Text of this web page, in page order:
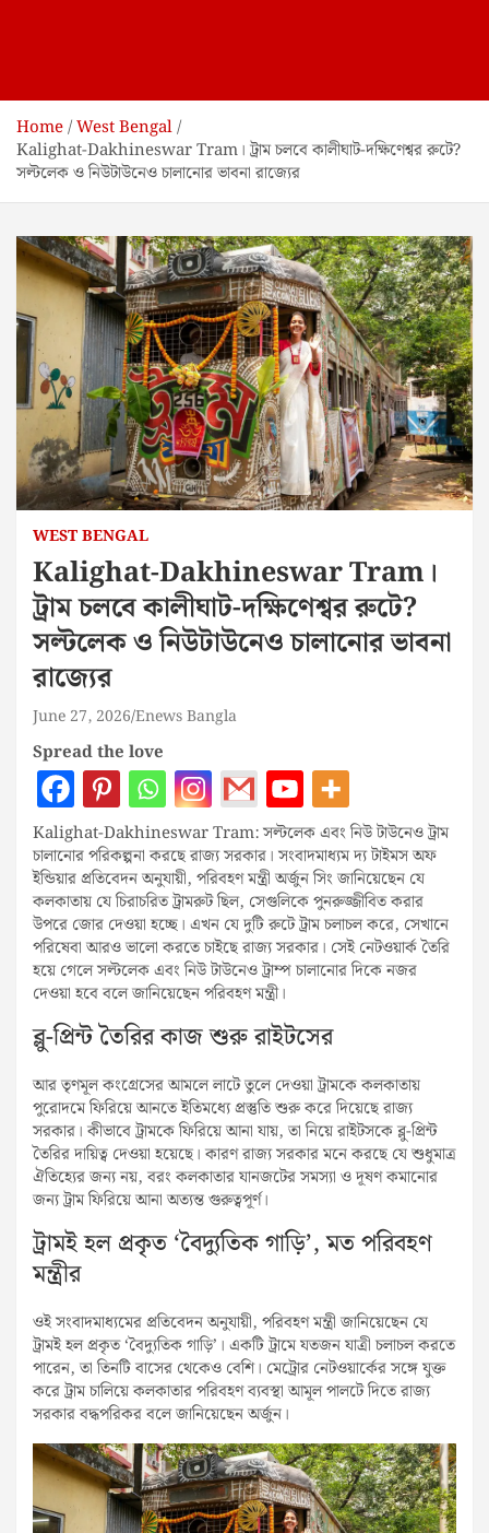
Home West Bengal
Kalighat-Dakhineswar Tram। ট্রাম চলবে কালীঘাট-দক্ষিণেশ্বর রুটে?
সল্টলেক ও নিউটাউনেও চালানোর ভাবনা রাজ্যের
WEST BENGAL
Kalighat-Dakhineswar Tram।
ট্রাম চলবে কালীঘাট-দক্ষিণেশ্বর রুটে?
সল্টলেক ও নিউটাউনেও চালানোর ভাবনা
রাজ্যের
June 27, 2026 Enews Bangla
Spread the love
Kalighat-Dakhineswar Tram: সল্টলেক এবং নিউ টাউনেও ট্রাম
চালানোর পরিকল্পনা করছে রাজ্য সরকার। সংবাদমাধ্যম দ্য টাইমস অফ
ইন্ডিয়ার প্রতিবেদন অনুযায়ী, পরিবহণ মন্ত্রী অর্জুন সিং জানিয়েছেন যে
কলকাতায় যে চিরাচরিত ট্রামরুট ছিল, সেগুলিকে পুনরুজ্জীবিত করার
উপরে জোর দেওয়া হচ্ছে। এখন যে দুটি রুটে ট্রাম চলাচল করে, সেখানে
পরিষেবা আরও ভালো করতে চাইছে রাজ্য সরকার। সেই নেটওয়ার্ক তৈরি
হয়ে গেলে সল্টলেক এবং নিউ টাউনেও ট্রাম্প চালানোর দিকে নজর
দেওয়া হবে বলে জানিয়েছেন পরিবহণ মন্ত্রী।
ব্লু-প্রিন্ট তৈরির কাজ শুরু রাইটসের
আর তৃণমূল কংগ্রেসের আমলে লাটে তুলে দেওয়া ট্রামকে কলকাতায়
পুরোদমে ফিরিয়ে আনতে ইতিমধ্যে প্রস্তুতি শুরু করে দিয়েছে রাজ্য
সরকার। কীভাবে ট্রামকে ফিরিয়ে আনা যায়, তা নিয়ে রাইটসকে ব্লু-প্রিন্ট
তৈরির দায়িত্ব দেওয়া হয়েছে। কারণ রাজ্য সরকার মনে করছে যে শুধুমাত্র
ঐতিহ্যের জন্য নয়, বরং কলকাতার যানজটের সমস্যা ও দূষণ কমানোর
জন্য ট্রাম ফিরিয়ে আনা অত্যন্ত গুরুত্বপূর্ণ।
ট্রামই হল প্রকৃত ‘বৈদ্যুতিক গাড়ি’, মত পরিবহণ
মন্ত্রীর
ওই সংবাদমাধ্যমের প্রতিবেদন অনুযায়ী, পরিবহণ মন্ত্রী জানিয়েছেন যে
ট্রামই হল প্রকৃত ‘বৈদ্যুতিক গাড়ি’। একটি ট্রামে যতজন যাত্রী চলাচল করতে
পারেন, তা তিনটি বাসের থেকেও বেশি। মেট্রোর নেটওয়ার্কের সঙ্গে যুক্ত
করে ট্রাম চালিয়ে কলকাতার পরিবহণ ব্যবস্থা আমূল পালটে দিতে রাজ্য
সরকার বদ্ধপরিকর বলে জানিয়েছেন অর্জুন।